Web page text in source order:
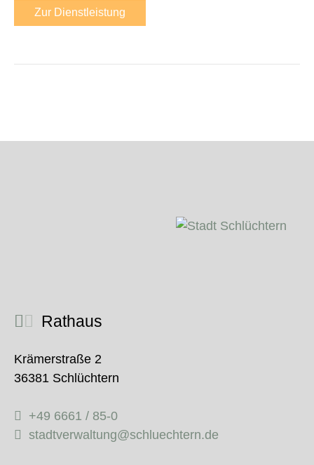
Zur Dienstleistung
Rathaus
Krämerstraße 2
36381 Schlüchtern
+49 6661 / 85-0
stadtverwaltung@schluechtern.de